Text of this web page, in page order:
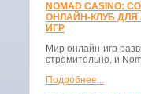
NOMAD CASINO:
ОНЛАЙН-КЛУБ
ИГР
Мир онлайн-игр
стремительно, и
Подробнее...